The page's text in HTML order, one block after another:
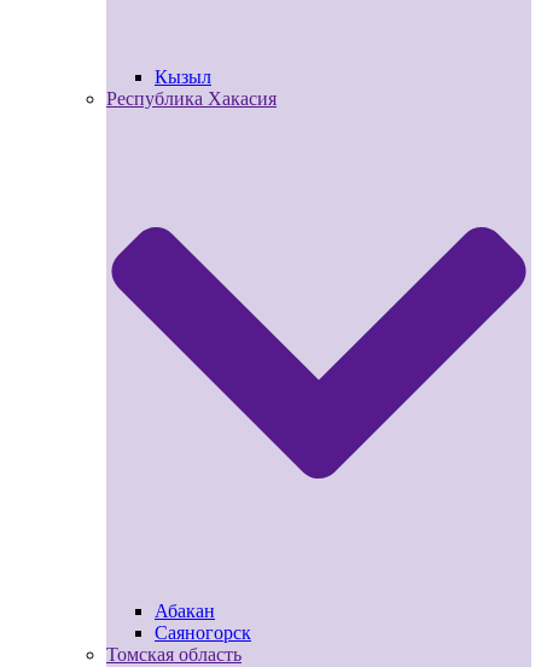
Кызыл
Республика Хакасия
Абакан
Саяногорск
Томская область